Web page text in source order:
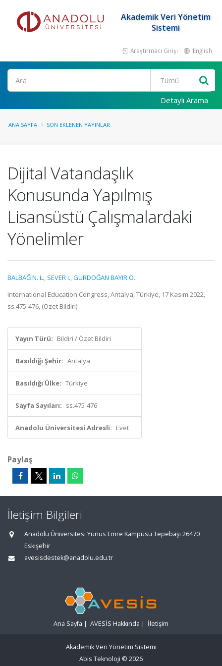
Akademik Veri Yönetim
Sistemi
Araştırmacı Girişi English
Ara
Detaylı Arama
ANA SAYFA SON EKLENEN YAYINLAR
Dijital Vatandaşlık
Konusunda Yapılmış
Lisansüstü Çalışmalardaki
Yönelimler
BALBAĞ N. L., SEVER I.,GÜRDOĞAN BAYIR Ö.
International Education Congress, Antalya, Türkiye, 17 Kasım 2022,
ss.475-476, (Özet Bildiri)
Yayın Türü: Bildiri / Özet Bildiri
Basıldığı Şehir: Antalya
Basıldığı Ülke: Türkiye
Sayfa Sayıları: ss.475-476
Anadolu Üniversitesi Adresli: Evet
Paylaş
İletişim Bilgileri
Anadolu Üniversitesi Yunus Emre Kampüsü Tepebaşı 26470
Eskişehir
avesisdestek@anadolu.edu.tr
Ana Sayfa | AVESİS Hakkında | İletişim
Akademik Veri Yönetim Sistemi
Abis Teknoloji © 2026